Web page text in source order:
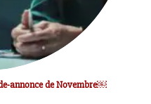
annonce de Novembre￼